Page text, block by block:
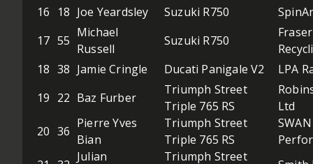
16
18 Joe Yeardsley Suzuki R750
17 55
Michael
Russell
Suzuki R750
18 38 Jamie Cringle Ducati Panigale V2
LPA
19 22 Baz Furber
Triumph Street
Triple 765 RS
Ltd
20 36
Pierre Yves
Bian
Triumph Street
Triple 765 RS
Julian
Triumph Street